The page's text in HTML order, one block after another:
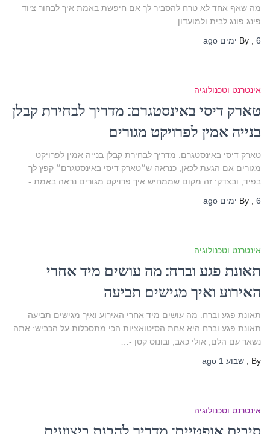
מה שאף אחד לא טרח להסביר לך אם חיפשת באמת איך לבחור ציוד
פינג פונג לבית ולמועדון…
By
6 ימים
אינטרנט וטכנולוגיה
טארק דיסי באינסטגרם: מדריך לבחירת קבלן
בנייה אמין לפרויקט מגורים
טארק דיסי באינסטגרם: מדריך לבחירת קבלן בנייה אמין לפרויקט
מגורים אם הגעת לכאן, כנראה ש״טארק דיסי באינסטגרם״ קפץ לך
בפיד, ובצדק: זה מקום שממחיש איך פרויקט מגורים נראה באמת -…
By
6 ימים
אינטרנט וטכנולוגיה
תאונת פגע וברח: מה עושים מיד אחרי
האירוע ואיך מגישים תביעה
תאונת פגע וברח: מה עושים מיד אחרי האירוע ואיך מגישים תביעה
תאונת פגע וברח היא אחת הסיטואציות הכי מתסכלות על הכביש: אתה
נשאר עם הלם, אולי כאב, ובונוס קטן -…
By
שבוע 1
אינטרנט וטכנולוגיה